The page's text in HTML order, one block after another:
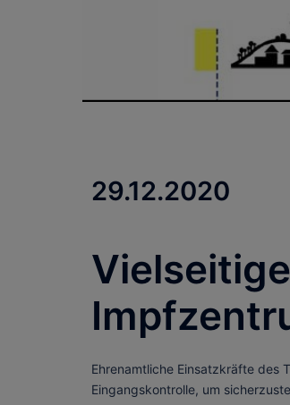
29.12.2020
Ehrenamtliche Einsatzkräfte des
Eingangskontrolle, um